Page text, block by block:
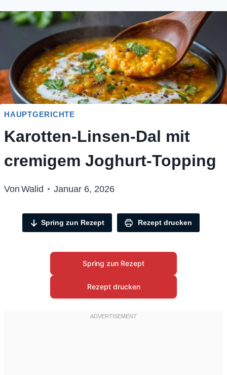
HAUPTGERICHTE
Karotten-Linsen-Dal mit
cremigem Joghurt-Topping
Von Walid Januar 6, 2026
Spring zun Rezept Rezept drucken
Spring zun Rezept
Rezept drucken